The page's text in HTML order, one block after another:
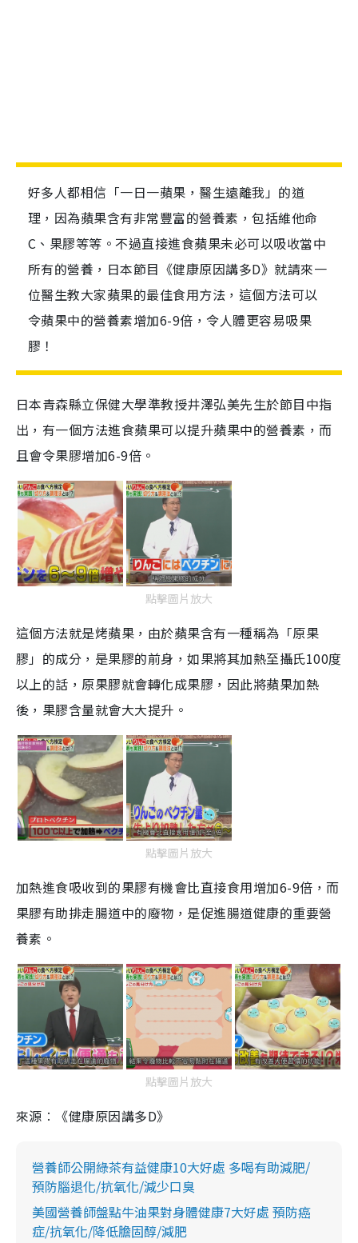
好多人都相信「一日一蘋果，醫生遠離我」的道
理，因為蘋果含有非常豐富的營養素，包括維他命
C、果膠等等。不過直接進食蘋果未必可以吸收當中
所有的營養，日本節目《健康原因講多D》就請來一
位醫生教大家蘋果的最佳食用方法，這個方法可以
令蘋果中的營養素增加6-9倍，令人體更容易吸果
膠！
日本青森縣立保健大學準教授井澤弘美先生於節目中指
出，有一個方法進食蘋果可以提升蘋果中的營養素，而
且會令果膠增加6-9倍。
點擊圖片放大
這個方法就是烤蘋果，由於蘋果含有一種稱為「原果
膠」的成分，是果膠的前身，如果將其加熱至攝氏100度
以上的話，原果膠就會轉化成果膠，因此將蘋果加熱
後，果膠含量就會大大提升。
點擊圖片放大
加熱進食吸收到的果膠有機會比直接食用增加6-9倍，而
果膠有助排走腸道中的廢物，是促進腸道健康的重要營
養素。
點擊圖片放大
來源︰《健康原因講多D》
營養師公開綠茶有益健康10大好處 多喝有助減肥/
預防腦退化/抗氧化/減少口臭
美國營養師盤點牛油果對身體健康7大好處 預防癌
症/抗氧化/降低膽固醇/減肥